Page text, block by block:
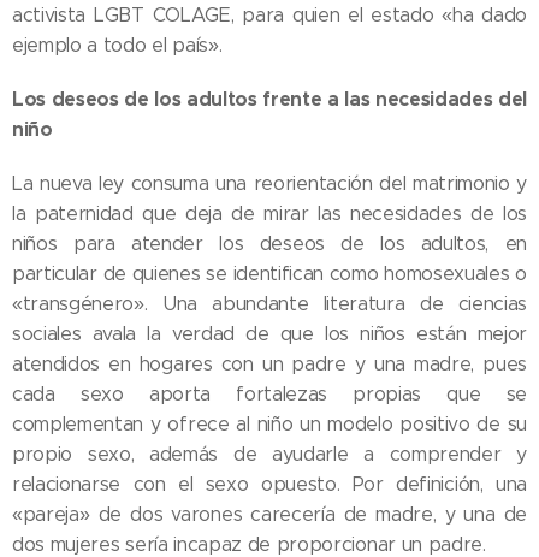
activista LGBT COLAGE, para quien el estado «ha dado
ejemplo a todo el país».
Los deseos de los adultos frente a las necesidades del
niño
La nueva ley consuma una reorientación del matrimonio y
la paternidad que deja de mirar las necesidades de los
niños para atender los deseos de los adultos, en
particular de quienes se identifican como homosexuales o
«transgénero». Una abundante literatura de ciencias
sociales avala la verdad de que los niños están mejor
atendidos en hogares con un padre y una madre, pues
cada sexo aporta fortalezas propias que se
complementan y ofrece al niño un modelo positivo de su
propio sexo, además de ayudarle a comprender y
relacionarse con el sexo opuesto. Por definición, una
«pareja» de dos varones carecería de madre, y una de
dos mujeres sería incapaz de proporcionar un padre.